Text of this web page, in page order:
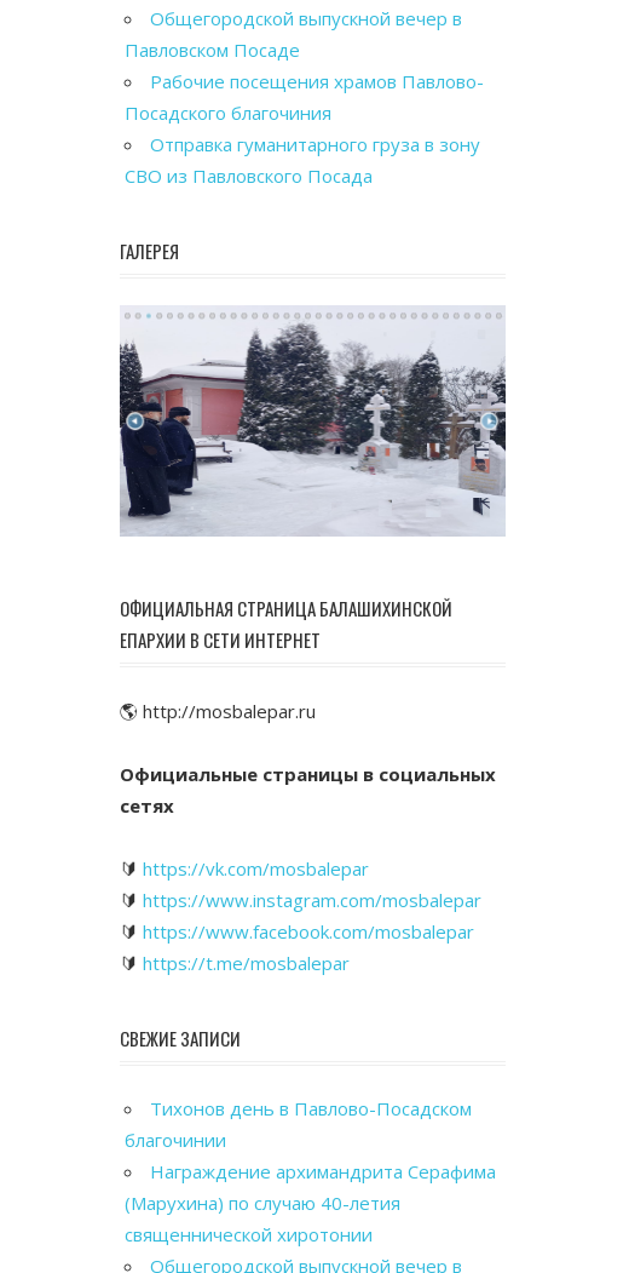
Общегородской выпускной вечер в
Павловском Посаде
Рабочие посещения храмов Павлово-
Посадского благочиния
Отправка гуманитарного груза в зону
СВО из Павловского Посада
ГАЛЕРЕЯ
ОФИЦИАЛЬНАЯ СТРАНИЦА БАЛАШИХИНСКОЙ
ЕПАРХИИ В СЕТИ ИНТЕРНЕТ
🌎 http://mosbalepar.ru
Официальные страницы в социальных
сетях
🔰 https://vk.com/mosbalepar
🔰 https://www.instagram.com/mosbalepar
🔰 https://www.facebook.com/mosbalepar
🔰 https://t.me/mosbalepar
СВЕЖИЕ ЗАПИСИ
Тихонов день в Павлово-Посадском
благочинии
Награждение архимандрита Серафима
(Марухина) по случаю 40-летия
священнической хиротонии
Общегородской выпускной вечер в